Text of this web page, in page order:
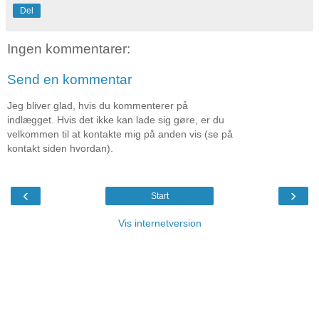
Del
Ingen kommentarer:
Send en kommentar
Jeg bliver glad, hvis du kommenterer på
indlægget. Hvis det ikke kan lade sig gøre, er du
velkommen til at kontakte mig på anden vis (se på
kontakt siden hvordan).
‹ ›
Start
Vis internetversion